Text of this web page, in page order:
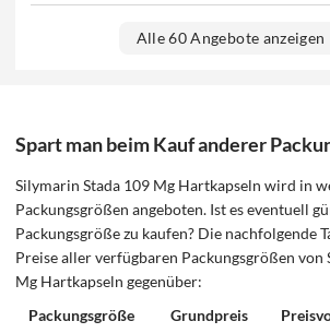
Alle 60 Angebote anzeigen
Spart man beim Kauf anderer
Silymarin Stada 109 Mg Hartkapseln wird in
Packungsgrößen angeboten. Ist es eventuell
Packungsgröße zu kaufen? Die nachfolgende
Preise aller verfügbaren Packungsgrößen von
Mg Hartkapseln gegenüber:
Packungsgröße
Grundpreis